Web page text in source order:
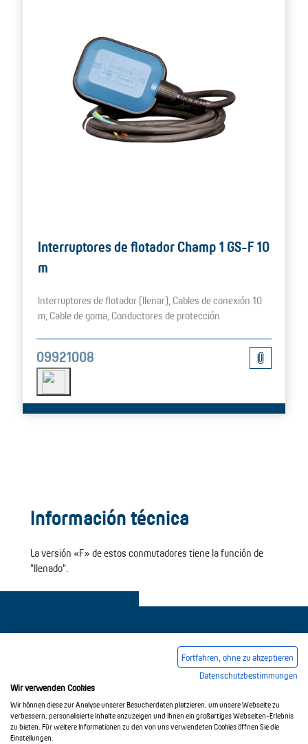
Interruptores de flotador Champ 1 GS-F 10
m
Interruptores de flotador (llenar), Cables de conexión 10
m, Cable de goma, Conductores de protección
09921008
Información técnica
La versión «F» de estos conmutadores tiene la función de
"llenado".
Condiciones comerciales generales
Política de privacidad
Fortfahren, ohne zu akzeptieren
Datenschutzbestimmungen
Wir verwenden Cookies
Wir können diese zur Analyse unserer Besucherdaten platzieren, um unsere Webseite zu
verbessern, personalisierte Inhalte anzuzeigen und Ihnen ein großartiges Webseiten-Erlebnis
zu bieten. Für weitere Informationen zu den von uns verwendeten Cookies öffnen Sie die
Einstellungen.